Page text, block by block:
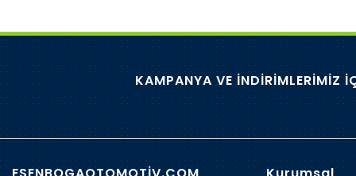
KAMPANYA VE İNDİRİMLERİMİZ